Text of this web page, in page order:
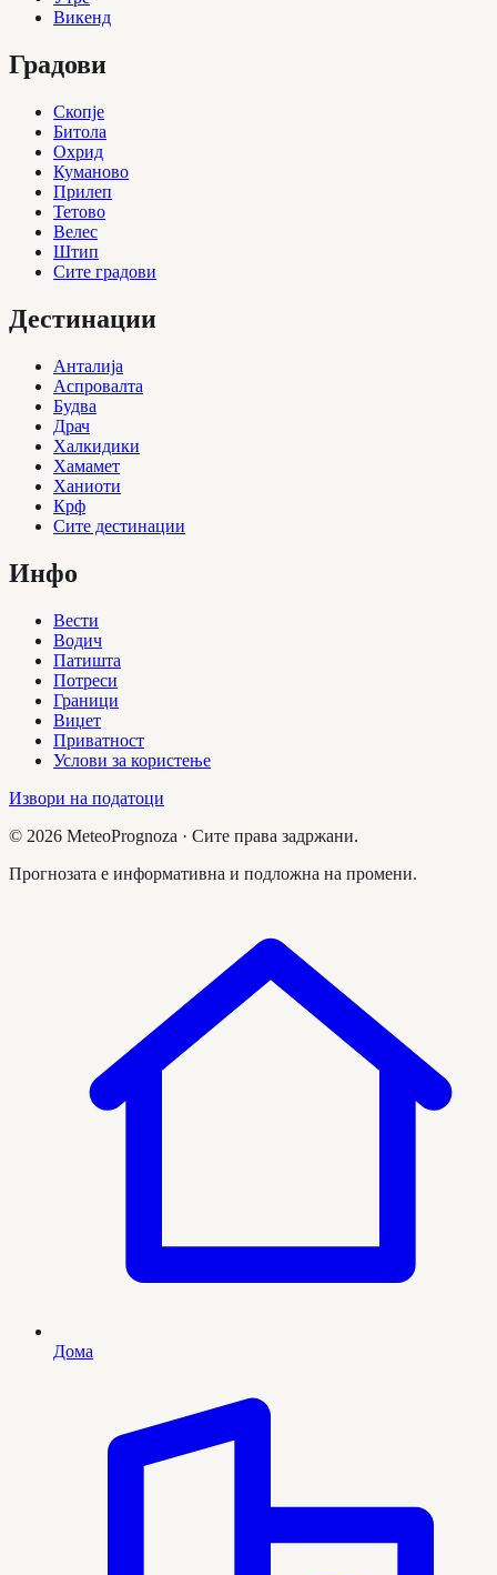
Викенд
Градови
Скопје
Битола
Охрид
Куманово
Прилеп
Тетово
Велес
Штип
Сите градови
Дестинации
Анталија
Аспровалта
Будва
Драч
Халкидики
Хамамет
Ханиоти
Крф
Сите дестинации
Инфо
Вести
Водич
Патишта
Потреси
Граници
Виџет
Приватност
Услови за користење
Извори на податоци
© 2026 MeteoPrognoza · Сите права задржани.
Прогнозата е информативна и подложна на промени.
Дома